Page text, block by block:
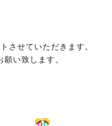
させていただきます。
い致します。